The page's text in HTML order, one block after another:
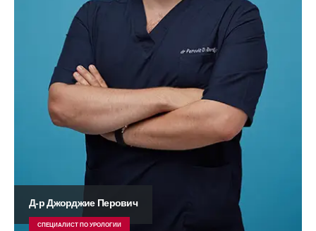
Д-р Джорджие Перович
СПЕЦИАЛИСТ ПО УРОЛОГИИ